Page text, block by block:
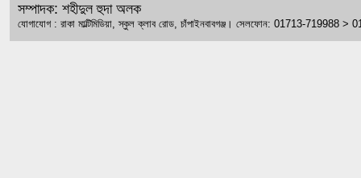
সম্পাদক: শহীদুল হুদা অলক
যোগাযোগ : রাকা মাল্টিমিডিয়া, স্কুল ক্লাব রোড, চাঁপাইনবাবগঞ্জ। সেলফোন: 01713-